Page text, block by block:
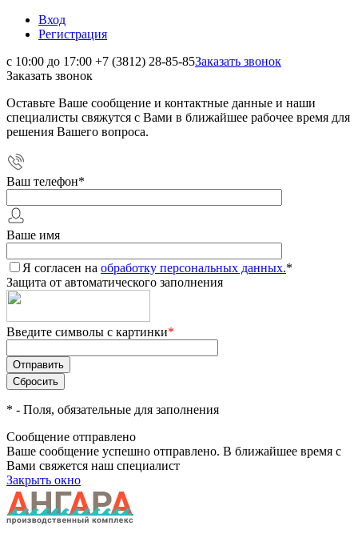
Вход
Регистрация
с 10:00 до 17:00 +7 (3812) 28-85-85Заказать звонок
Заказать звонок
Оставьте Ваше сообщение и контактные данные и наши
специалисты свяжутся с Вами в ближайшее рабочее время для
решения Вашего вопроса.
Ваш телефон*
Ваше имя
Я согласен на обработку персональных данных.*
Защита от автоматического заполнения
Введите символы с картинки*
* - Поля, обязательные для заполнения
Сообщение отправлено
Ваше сообщение успешно отправлено. В ближайшее время с
Вами свяжется наш специалист
Закрыть окно